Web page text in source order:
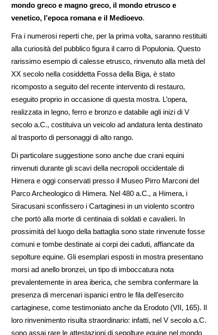
mondo greco e magno greco, il mondo etrusco e
venetico, l’epoca romana e il Medioevo.
Fra i numerosi reperti che, per la prima volta, saranno restituiti
alla curiosità del pubblico figura il carro di Populonia. Questo
rarissimo esempio di calesse etrusco, rinvenuto alla metà del
XX secolo nella cosiddetta Fossa della Biga, è stato
ricomposto a seguito del recente intervento di restauro,
eseguito proprio in occasione di questa mostra. L’opera,
realizzata in legno, ferro e bronzo e databile agli inizi di V
secolo a.C., costituiva un veicolo ad andatura lenta destinato
al trasporto di personaggi di alto rango.
Di particolare suggestione sono anche due crani equini
rinvenuti durante gli scavi della necropoli occidentale di
Himera e oggi conservati presso il Museo Pirro Marconi del
Parco Archeologico di Himera. Nel 480 a.C., a Himera, i
Siracusani sconfissero i Cartaginesi in un violento scontro
che portò alla morte di centinaia di soldati e cavalieri. In
prossimità del luogo della battaglia sono state rinvenute fosse
comuni e tombe destinate ai corpi dei caduti, affiancate da
sepolture equine. Gli esemplari esposti in mostra presentano
morsi ad anello bronzei, un tipo di imboccatura nota
prevalentemente in area iberica, che sembra confermare la
presenza di mercenari ispanici entro le fila dell’esercito
cartaginese, come testimoniato anche da Erodoto (VII, 165). Il
loro rinvenimento risulta straordinario: infatti, nel V secolo a.C.
sono assai rare le attestazioni di sepolture equine nel mondo